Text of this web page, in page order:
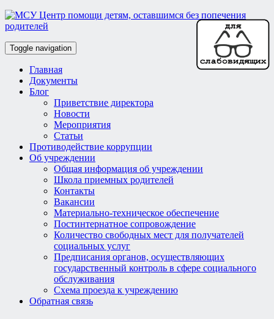
Toggle navigation
Главная
Документы
Блог
Приветствие директора
Новости
Мероприятия
Статьи
Противодействие коррупции
Об учреждении
Общая информация об учреждении
Школа приемных родителей
Контакты
Вакансии
Материально-техническое обеспечение
Постинтернатное сопровождение
Количество свободных мест для получателей
социальных услуг
Предписания органов, осуществляющих
государственный контроль в сфере социального
обслуживания
Схема проезда к учреждению
Обратная связь